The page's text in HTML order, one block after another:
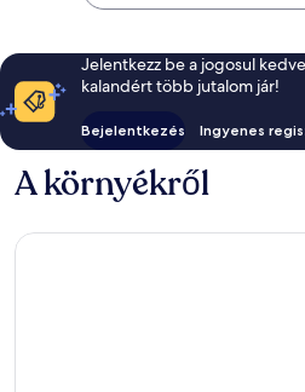
Jelentkezz be a jogosul
kalandért több jutalom jár!
Bejelentkezés Ingyenes
A környékről